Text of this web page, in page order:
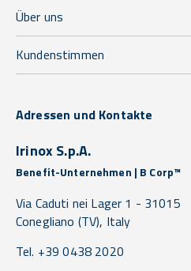
Über uns
Kundenstimmen
Adressen und Kontakte
Irinox S.p.A.
Benefit-Unternehmen | B Corp™
Via Caduti nei Lager 1 - 31015
Conegliano (TV), Italy
Tel. +39 0438 2020